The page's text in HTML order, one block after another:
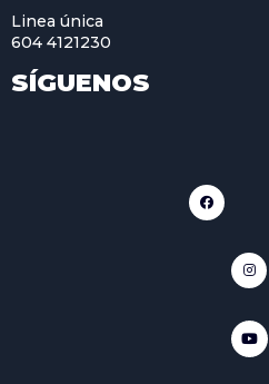
Linea única
604 4121230
SÍGUENOS